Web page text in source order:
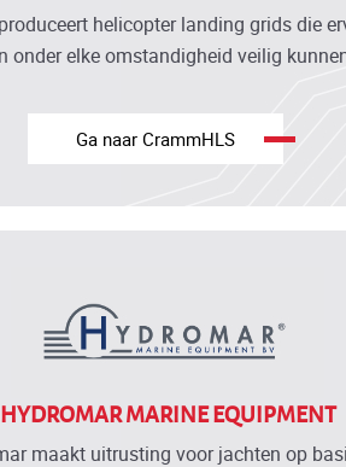
helicopter landing grids die
onder elke omstandigheid veilig
Ga naar CrammHLS
HYDROMAR MARINE EQUIPMENT
maakt uitrusting voor jachten op